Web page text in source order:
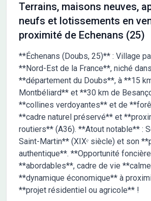
Terrains, maisons neuves,
neufs et lotissements en
proximité de Echenans (25)
**Échenans (Doubs, 25)** : Village
**Nord-Est de la France**, niché
**département du Doubs**, à **15
Montbéliard** et **30 km de
**collines verdoyantes** et de
**cadre naturel préservé** et
routiers** (A36). **Atout notable** :
Saint-Martin** (XIXᵉ siècle) et son
authentique**. **Opportunité
**abordables**, cadre de vie
**dynamique économique** à
**projet résidentiel ou agricole** !